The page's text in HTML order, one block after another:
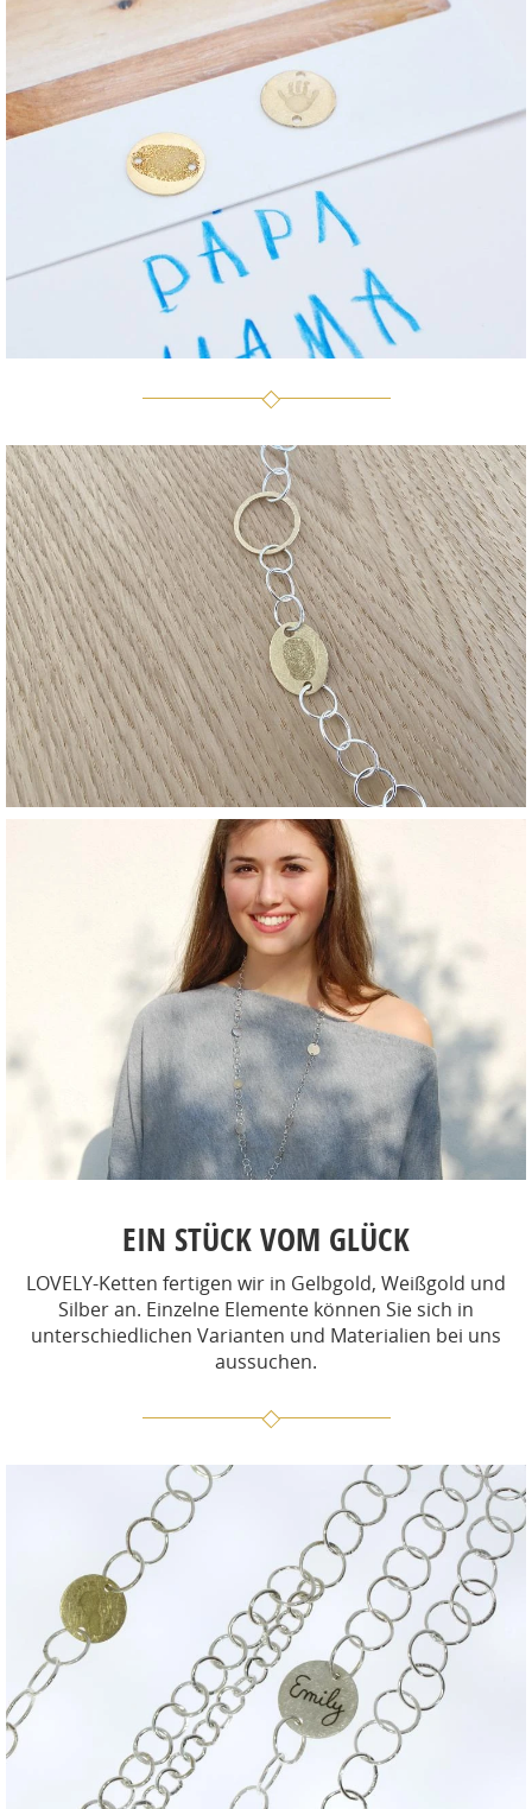
EIN STÜCK VOM GLÜCK
LOVELY-Ketten fertigen wir in Gelbgold, Weißgold und
Silber an. Einzelne Elemente können Sie sich in
unterschiedlichen Varianten und Materialien bei uns
aussuchen.